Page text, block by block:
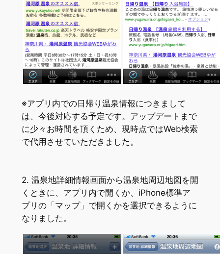
※アプリ内での日帰り温泉情報につきまして
は、今後対応する予定です。アップデートまで
に少々お時間を頂くため、現時点ではWeb検索
で代用させていただきました。
2. 温泉地詳細情報画面から温泉地周辺地図を開
くときに、アプリ内で開くか、iPhone標準ア
プリの「マップ」で開くかを選択できるように
なりました。